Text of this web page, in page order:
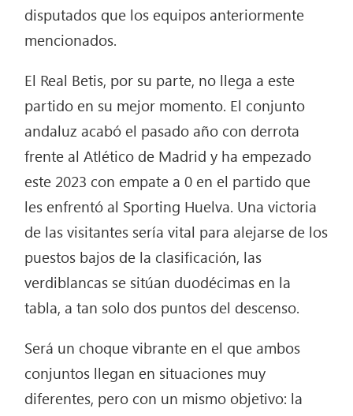
disputados que los equipos anteriormente
mencionados.
El Real Betis, por su parte, no llega a este
partido en su mejor momento. El conjunto
andaluz acabó el pasado año con derrota
frente al Atlético de Madrid y ha empezado
este 2023 con empate a 0 en el partido que
les enfrentó al Sporting Huelva. Una victoria
de las visitantes sería vital para alejarse de los
puestos bajos de la clasificación, las
verdiblancas se sitúan duodécimas en la
tabla, a tan solo dos puntos del descenso.
Será un choque vibrante en el que ambos
conjuntos llegan en situaciones muy
diferentes, pero con un mismo objetivo: la